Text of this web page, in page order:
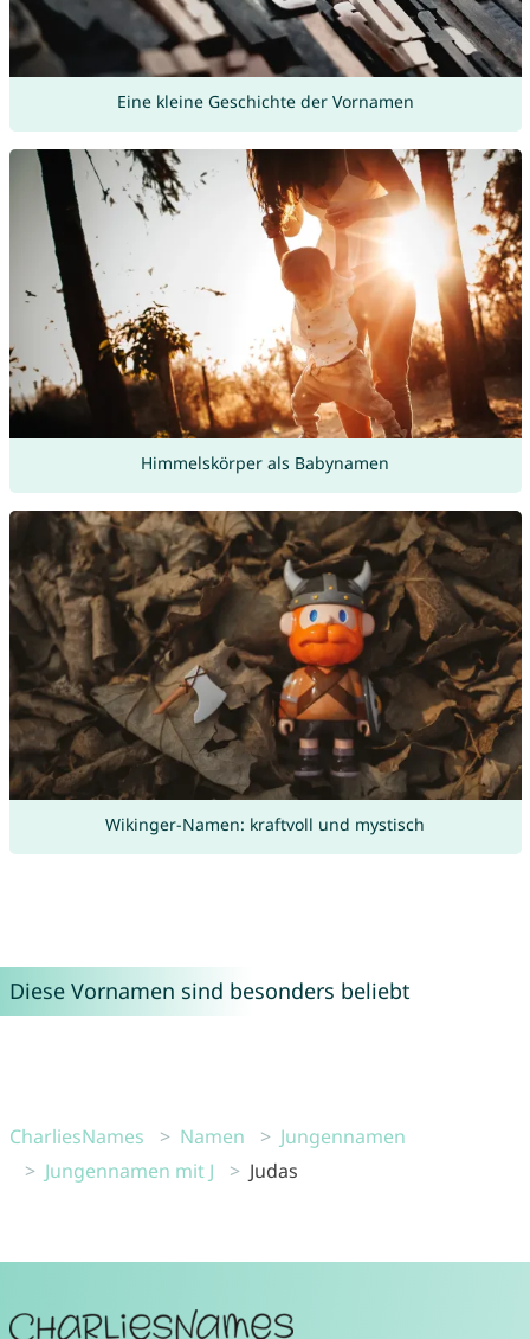
Eine kleine Geschichte der Vornamen
Himmelskörper als Babynamen
Wikinger-Namen: kraftvoll und mystisch
Diese Vornamen sind besonders beliebt
CharliesNames Namen
Jungennamen
Jungennamen mit J
Judas